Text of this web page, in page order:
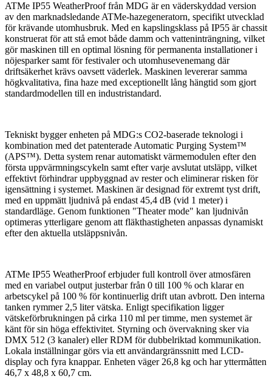
ATMe IP55 WeatherProof från MDG är en väderskyddad version
av den marknadsledande ATMe-hazegeneratorn, specifikt utvecklad
för krävande utomhusbruk. Med en kapslingsklass på IP55 är chassit
konstruerat för att stå emot både damm och vatteninträngning, vilket
gör maskinen till en optimal lösning för permanenta installationer i
nöjesparker samt för festivaler och utomhusevenemang där
driftsäkerhet krävs oavsett väderlek. Maskinen levererar samma
högkvalitativa, fina haze med exceptionellt lång hängtid som gjort
standardmodellen till en industristandard.
Tekniskt bygger enheten på MDG:s CO2-baserade teknologi i
kombination med det patenterade Automatic Purging System™
(APS™). Detta system renar automatiskt värmemodulen efter den
första uppvärmningscykeln samt efter varje avslutat utsläpp, vilket
effektivt förhindrar uppbyggnad av rester och eliminerar risken för
igensättning i systemet. Maskinen är designad för extremt tyst drift,
med en uppmätt ljudnivå på endast 45,4 dB (vid 1 meter) i
standardläge. Genom funktionen "Theater mode" kan ljudnivån
optimeras ytterligare genom att fläkthastigheten anpassas dynamiskt
efter den aktuella utsläppsnivån.
ATMe IP55 WeatherProof erbjuder full kontroll över atmosfären
med en variabel output justerbar från 0 till 100 % och klarar en
arbetscykel på 100 % för kontinuerlig drift utan avbrott. Den interna
tanken rymmer 2,5 liter vätska. Enligt specifikation ligger
vätskeförbrukningen på cirka 110 ml per timme, men systemet är
känt för sin höga effektivitet. Styrning och övervakning sker via
DMX 512 (3 kanaler) eller RDM för dubbelriktad kommunikation.
Lokala inställningar görs via ett användargränssnitt med LCD-
display och fyra knappar. Enheten väger 26,8 kg och har yttermåtten
46,7 x 48,8 x 60,7 cm.